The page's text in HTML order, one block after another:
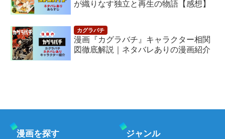
が織りなす独立と再生の物語【感想】
漫画『カグラバチ』キャラクター相関
図徹底解説｜ネタバレありの漫画紹介
漫画を探す ジャンル